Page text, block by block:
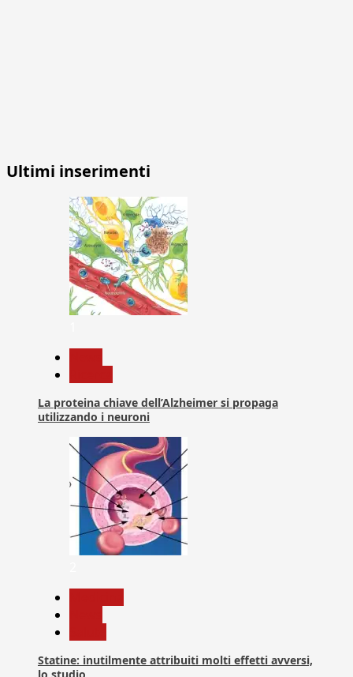
Ultimi inserimenti
La proteina chiave dell’Alzheimer si propaga
utilizzando i neuroni
Statine: inutilmente attribuiti molti effetti avversi,